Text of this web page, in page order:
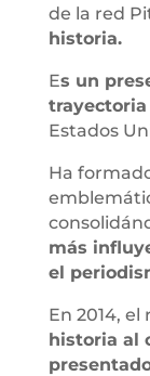
de la red
historia.
Es un
trayectoria
Estados
Ha
más
el
En 2014, el
historia al